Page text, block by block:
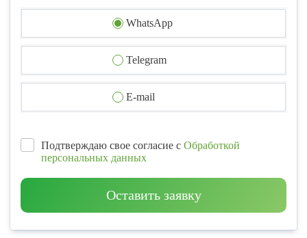
WhatsApp
Telegram
E-mail
Подтверждаю свое согласие с Обработкой
персональных данных
Оставить заявку